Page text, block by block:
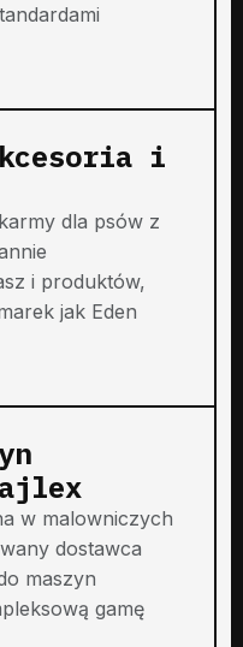
i
dla psów z
i produktów,
jak Eden
w malowniczych
dostawca
maszyn
gamę